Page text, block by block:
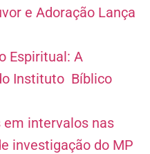
e Adoração Lança
Espiritual: A
Instituto Bíblico
em intervalos nas
investigação do MP